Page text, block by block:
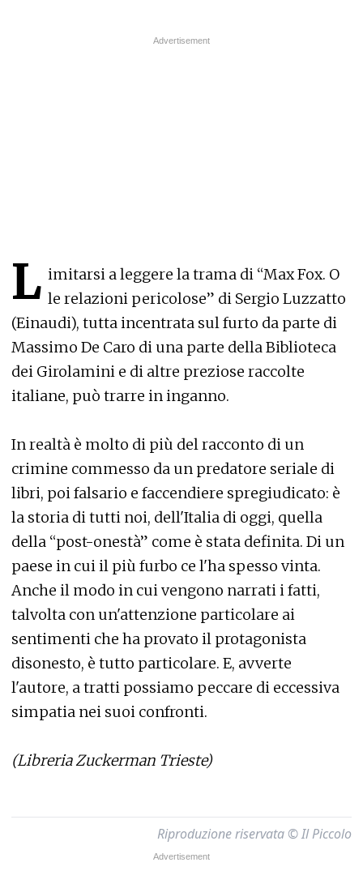
L imitarsi a leggere la trama di “Max Fox. O
le relazioni pericolose” di Sergio Luzzatto
(Einaudi), tutta incentrata sul furto da parte di
Massimo De Caro di una parte della Biblioteca
dei Girolamini e di altre preziose raccolte
italiane, può trarre in inganno.
In realtà è molto di più del racconto di un
crimine commesso da un predatore seriale di
libri, poi falsario e faccendiere spregiudicato: è
la storia di tutti noi, dell'Italia di oggi, quella
della “post-onestà” come è stata definita. Di un
paese in cui il più furbo ce l'ha spesso vinta.
Anche il modo in cui vengono narrati i fatti,
talvolta con un'attenzione particolare ai
sentimenti che ha provato il protagonista
disonesto, è tutto particolare. E, avverte
l'autore, a tratti possiamo peccare di eccessiva
simpatia nei suoi confronti.
(Libreria Zuckerman Trieste)
Riproduzione riservata © Il Piccolo